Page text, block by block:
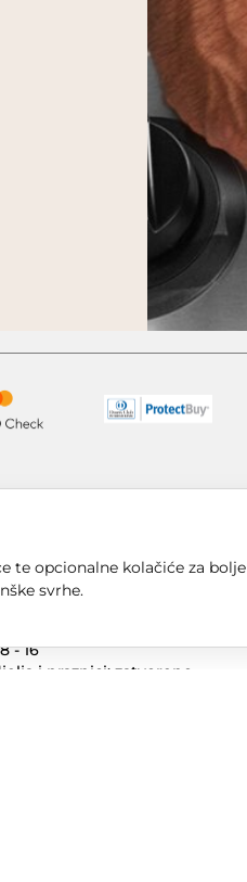
- 16
i praznici: zatvoreno
te opcionalne kolačiće za bolje
svrhe.